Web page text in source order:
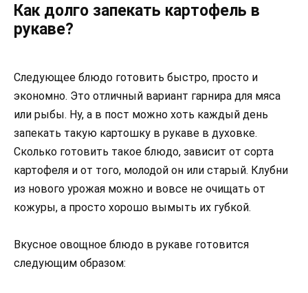
Как долго запекать картофель в
рукаве?
Следующее блюдо готовить быстро, просто и
экономно. Это отличный вариант гарнира для мяса
или рыбы. Ну, а в пост можно хоть каждый день
запекать такую картошку в рукаве в духовке.
Сколько готовить такое блюдо, зависит от сорта
картофеля и от того, молодой он или старый. Клубни
из нового урожая можно и вовсе не очищать от
кожуры, а просто хорошо вымыть их губкой.
Вкусное овощное блюдо в рукаве готовится
следующим образом: